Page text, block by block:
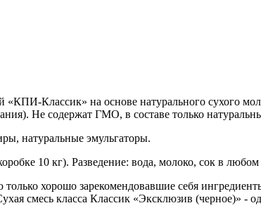
«КПИ-Классик» на основе натурального сухого
Не содержат ГМО, в составе только
натуральные эмульгаторы.
10 кг). Разведение: вода, молоко, сок в
хорошо зарекомендовавшие себя
смесь класса Классик «Эксклюзив (черное)» -